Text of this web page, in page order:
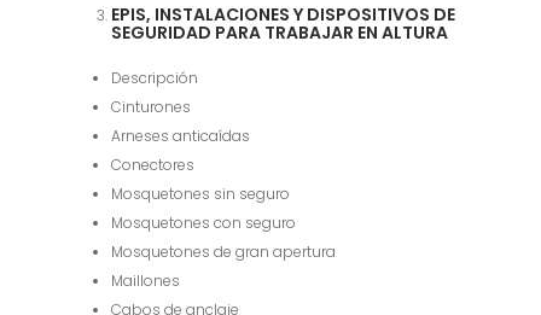
EPIS, INSTALACIONES Y DISPOSITIVOS DE
SEGURIDAD PARA TRABAJAR EN ALTURA
Descripción
Cinturones
Arneses anticaídas
Conectores
Mosquetones sin seguro
Mosquetones con seguro
Mosquetones de gran apertura
Maillones
Cabos de anclaje